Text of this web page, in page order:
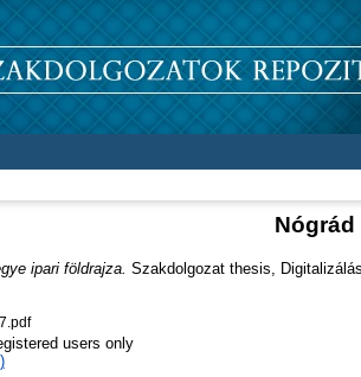
ipari földrajza. Szakdolgozat thesis,
users only